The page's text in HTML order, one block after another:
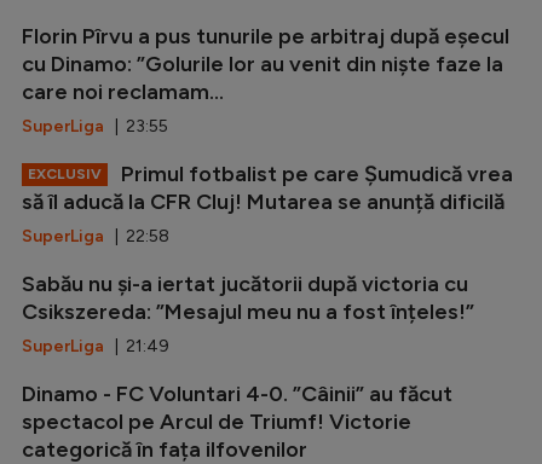
Florin Pîrvu a pus tunurile pe arbitraj după eșecul
cu Dinamo: ”Golurile lor au venit din niște faze la
care noi reclamam...
SuperLiga | 23:55
EXCLUSIV
Primul fotbalist pe care Șumudică vrea
să îl aducă la CFR Cluj! Mutarea se anunță dificilă
SuperLiga | 22:58
Sabău nu și-a iertat jucătorii după victoria cu
Csikszereda: ”Mesajul meu nu a fost înțeles!”
SuperLiga | 21:49
Dinamo - FC Voluntari 4-0. ”Câinii” au făcut
spectacol pe Arcul de Triumf! Victorie
categorică în fața ilfovenilor